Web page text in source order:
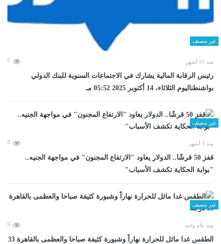
غير مصنف
منذ 10 أشهر 0
رئيس الرقابة المالية يشارك في الاجتماعات السنوية للبنك الدولي
بواشنطناليوم الثلاثاء، 14 أكتوبر 2025 05:52 مـ
غير مصنف
منذ 3 أشهر 0
قفز 50 قرشًا.. الدولار يعاود "الارتفاع المجنون" في مواجهة الجنيه..
"بوابة الحكاية تكشف الأسباب"
غير مصنف
منذ عام واحد 0
الطقس غدا مائل للحرارة نهاراً وشبورة كثيفة صباحا والعظمى بالقاهرة 33